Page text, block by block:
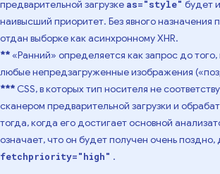
предварительной загрузке as="style" будет
наивысший приоритет. Без явного назначения
отдан выборке как асинхронному XHR.
**«Ранний» определяется как запрос до
любые непредзагруженные изображения
*** CSS, в которых тип носителя не
сканером предварительной загрузки и
тогда, когда его достигает основной
означает, что он будет получен очень
fetchpriority="high" .